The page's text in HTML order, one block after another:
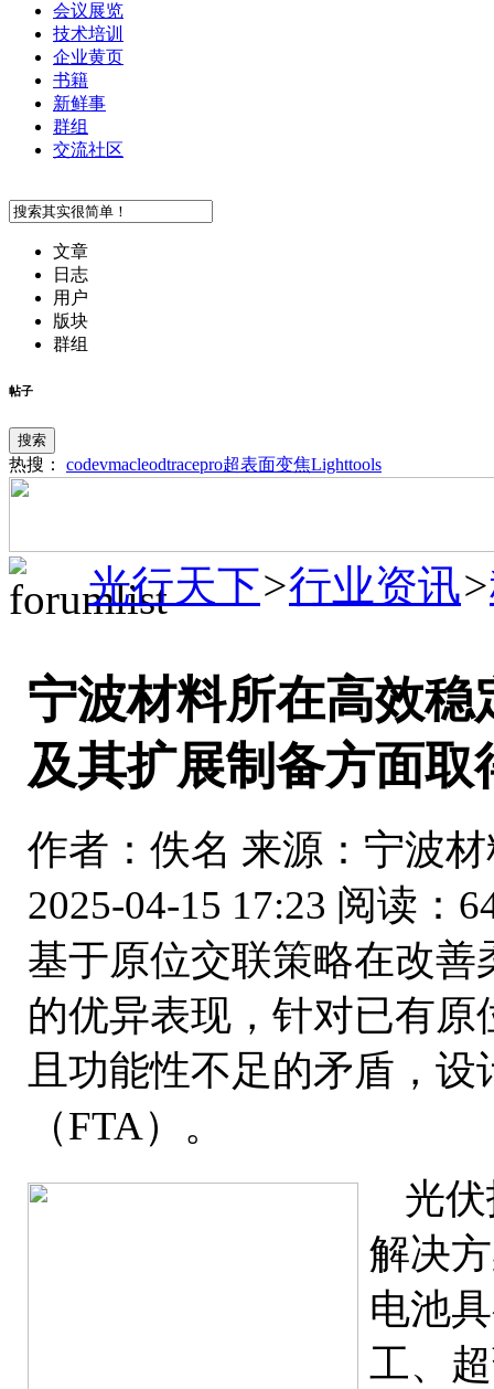
会议展览
技术培训
企业黄页
书籍
新鲜事
群组
交流社区
文章
日志
用户
版块
群组
帖子
搜索
热搜： codevmacleodtracepro超表面变焦Lighttools
光行天下>行业资讯>
宁波材料所在高效
及其扩展制备方面取
作者：佚名 来源：宁波
2025-04-15 17:23 阅读：
基于原位交联策略在改
的优异表现，针对已有
且功能性不足的矛盾，
（FTA）。
光
解决
电池
工、